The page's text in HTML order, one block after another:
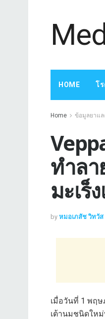
HOME โ
Home ข้อมูลยาแล
ทำลา
มะเร็
by หมอเภสัช วิทวัส
เมื่อวันที่ 1 พฤ
เต้านมชนิดใหม่